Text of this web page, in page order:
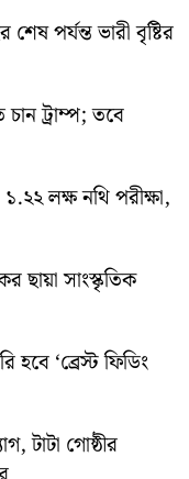
পর্যন্ত ভারী বৃষ্টির
ট্রাম্প; তবে
লক্ষ নথি পরীক্ষা,
ছায়া সাংস্কৃতিক
হবে ‘ব্রেস্ট ফিডিং
টাটা গোষ্ঠীর